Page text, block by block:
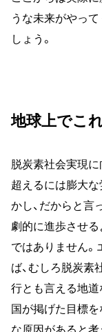
うな未来がやって
しょう。
地球上でこ
脱炭素社会実現に
超えるには膨大な
かし、だからと言
劇的に進歩させる
ではありません
ば、むしろ脱炭素
行とも言える地道
国が掲げた目標